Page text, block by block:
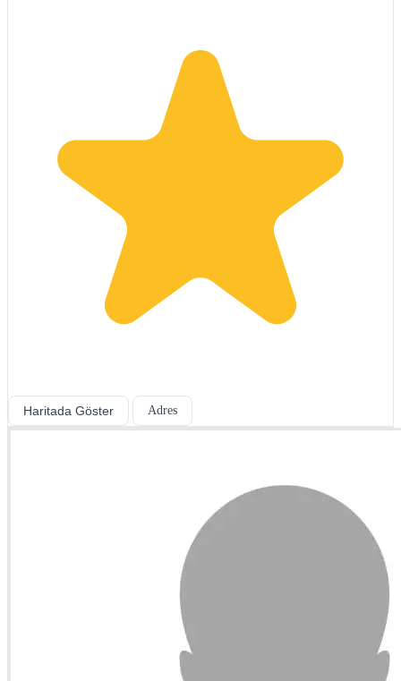
Haritada Göster Adres